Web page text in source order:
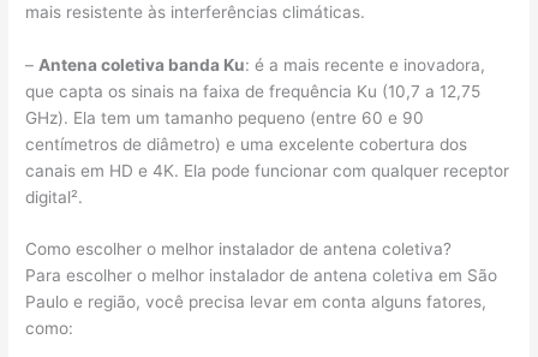
mais resistente às interferências climáticas.
– Antena coletiva banda Ku: é a mais recente e inovadora,
que capta os sinais na faixa de frequência Ku (10,7 a 12,75
GHz). Ela tem um tamanho pequeno (entre 60 e 90
centímetros de diâmetro) e uma excelente cobertura dos
canais em HD e 4K. Ela pode funcionar com qualquer receptor
digital².
Como escolher o melhor instalador de antena coletiva?
Para escolher o melhor instalador de antena coletiva em São
Paulo e região, você precisa levar em conta alguns fatores,
como: